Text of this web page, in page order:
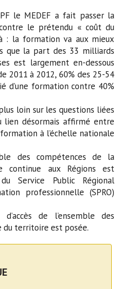
le MEDEF a fait passer la
le prétendu « coût du
: la formation va aux mieux
que la part des 33 milliards
est largement en-dessous
2011 à 2012, 60% des 25-54
d’une formation contre 40%
loin sur les questions liées
désormais affirmé entre
à l’échelle nationale
des compétences de la
continue aux Régions est
Service Public Régional
professionnelle (SPRO)
de l’ensemble des
du territoire est posée.